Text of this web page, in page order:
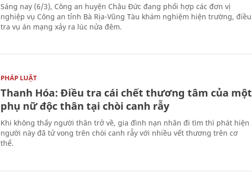
Sáng nay (6/3), Công an huyện Châu Đức đang phối hợp các đơn vị
nghiệp vụ Công an tỉnh Bà Rịa-Vũng Tàu khám nghiệm hiện trường, điều
tra vụ án mạng xảy ra lúc nửa đêm.
PHÁP LUẬT
Thanh Hóa: Điều tra cái chết thương tâm của một
phụ nữ độc thân tại chòi canh rẫy
Khi không thấy người thân trở về, gia đình nạn nhân đi tìm thì phát hiện
người này đã tử vong trên chòi canh rẫy với nhiều vết thương trên cơ
thể.